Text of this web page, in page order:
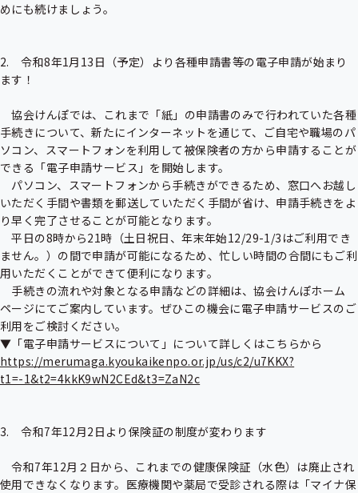
めにも続けましょう。
2.　令和8年1月13日（予定）より各種申請書等の電子申請が始まり
ます！
協会けんぽでは、これまで「紙」の申請書のみで行われていた各種
手続きについて、新たにインターネットを通じて、ご自宅や職場のパ
ソコン、スマートフォンを利用して被保険者の方から申請することが
できる「電子申請サービス」を開始します。
パソコン、スマートフォンから手続きができるため、窓口へお越し
いただく手間や書類を郵送していただく手間が省け、申請手続きをよ
り早く完了させることが可能となります。
平日の8時から21時（土日祝日、年末年始12/29-1/3はご利用でき
ません。）の間で申請が可能になるため、忙しい時間の合間にもご利
用いただくことができて便利になります。
手続きの流れや対象となる申請などの詳細は、協会けんぽホーム
ページにてご案内しています。ぜひこの機会に電子申請サービスのご
利用をご検討ください。
https://merumaga.kyoukaikenpo.or.jp/us/c2/u7KKX?
t1=-1&t2=4kkK9wN2CEd&t3=ZaN2c
3.　令和7年12月2日より保険証の制度が変わります
令和7年12月２日から、これまでの健康保険証（水色）は廃止され
使用できなくなります。医療機関や薬局で受診される際は「マイナ保